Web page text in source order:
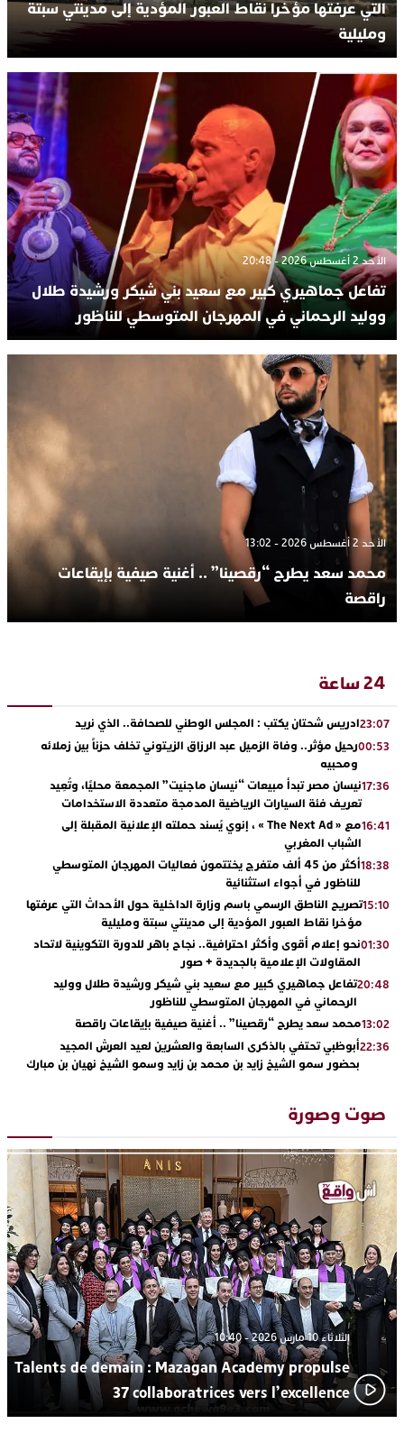
التي عرفتها مؤخرا نقاط العبور المؤدية إلى مدينتي سبتة
ومليلية
الأحد 2 أغسطس 2026 - 20:48
تفاعل جماهيري كبير مع سعيد بني شيكر ورشيدة طلال
ووليد الرحماني في المهرجان المتوسطي للناظور
الأحد 2 أغسطس 2026 - 13:02
محمد سعد يطرح “رقصينا” .. أغنية صيفية بإيقاعات
راقصة
24 ساعة
23:07ادريس شحتان يكتب : المجلس الوطني للصحافة.. الذي نريد
00:53رحيل مؤثر.. وفاة الزميل عبد الرزاق الزيتوني تخلف حزناً بين زملائه
ومحبيه
17:36نيسان مصر تبدأ مبيعات “نيسان ماجنيت” المجمعة محليًا، وتُعِيد
تعريف فئة السيارات الرياضية المدمجة متعددة الاستخدامات
16:41
مع « The Next Ad » ، إنوي يُسند حملته الإعلانية المقبلة إلى
الشباب المغربي
18:38
أكثر من 45 ألف متفرج يختتمون فعاليات المهرجان المتوسطي
للناظور في أجواء استثنائية
15:10تصريح الناطق الرسمي باسم وزارة الداخلية حول الأحداث التي عرفتها
مؤخرا نقاط العبور المؤدية إلى مدينتي سبتة ومليلية
01:30نحو إعلام أقوى وأكثر احترافية.. نجاح باهر للدورة التكوينية لاتحاد
المقاولات الإعلامية بالجديدة + صور
20:48تفاعل جماهيري كبير مع سعيد بني شيكر ورشيدة طلال ووليد
الرحماني في المهرجان المتوسطي للناظور
13:02محمد سعد يطرح “رقصينا” .. أغنية صيفية بإيقاعات راقصة
22:36أبوظبي تحتفي بالذكرى السابعة والعشرين لعيد العرش المجيد
بحضور سمو الشيخ زايد بن محمد بن زايد وسمو الشيخ نهيان بن مبارك
“كوفرة فالغيس”
19:11يقظة أمنية تنهي كابوس الفتاة القاصر: كواليس مثيرة لعملية تحرير
17:27 اتحاد المقاولات الإعلامية يقود قاطرة التكوين بالجديدة ويستضيف
الإعلامي سعيد بلفقير في دورة استثنائية
23:18ترسيخا لثقافة ترشيد الموارد المائية.. اختتام فعاليات النسخة الثانية
من “القرية الذكية للماء” بمركز الاصطياف ببوزنيقة
صوت وصورة
الثلاثاء 10 مارس 2026 - 10:40
Talents de demain : Mazagan Academy propulse
37 collaboratrices vers l’excellence